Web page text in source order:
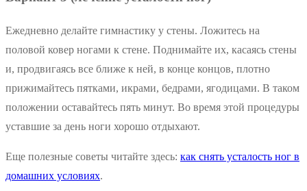
Ежедневно делайте гимнастику у стены. Ложитесь на
половой ковер ногами к стене. Поднимайте их, касаясь стены
и, продвигаясь все ближе к ней, в конце концов, плотно
прижимайтесь пятками, икрами, бедрами, ягодицами. В таком
положении оставайтесь пять минут. Во время этой процедуры
уставшие за день ноги хорошо отдыхают.
Еще полезные советы читайте здесь: как снять усталость ног в
домашних условиях.